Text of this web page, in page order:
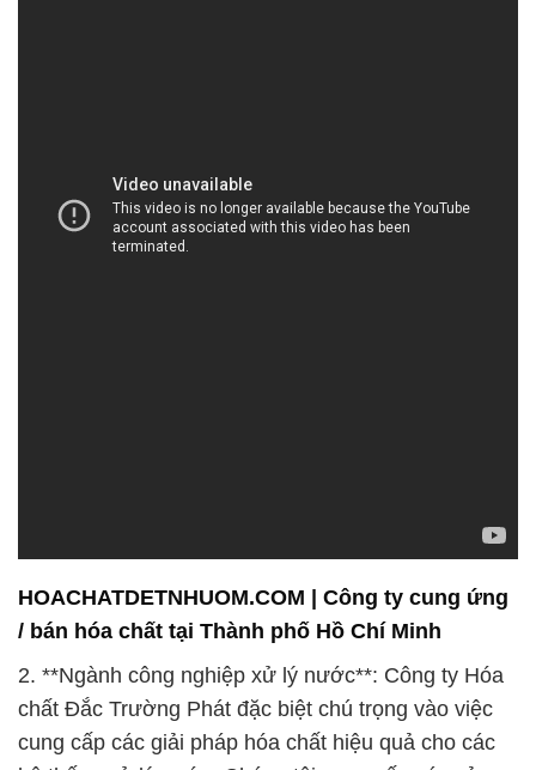
HOACHATDETNHUOM.COM | Công ty cung ứng
/ bán hóa chất tại Thành phố Hồ Chí Minh
2. **Ngành công nghiệp xử lý nước**: Công ty Hóa
chất Đắc Trường Phát đặc biệt chú trọng vào việc
cung cấp các giải pháp hóa chất hiệu quả cho các